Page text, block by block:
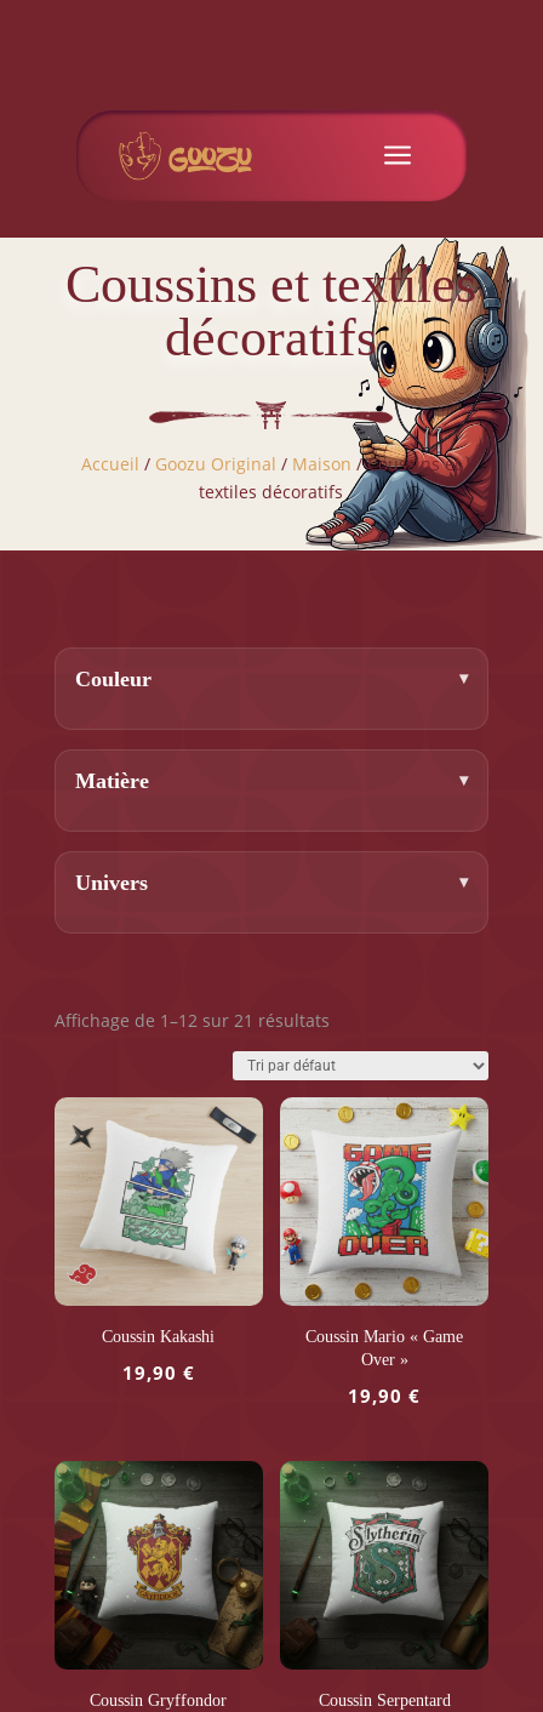
a
Coussins et textiles
décoratifs
Accueil / Goozu Original / Maison / Coussins et
textiles décoratifs
Couleur
Matière
Univers
Affichage de 1–12 sur 21 résultats
Coussin Kakashi
19,90 €
Coussin Mario « Game
Over »
19,90€
Coussin Gryffondor Coussin Serpentard